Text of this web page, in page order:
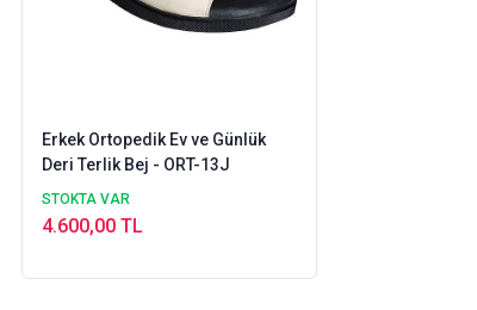
Erkek Ortopedik Ev ve Günlük
Deri Terlik Bej - ORT-13J
STOKTA VAR
4.600,00 TL